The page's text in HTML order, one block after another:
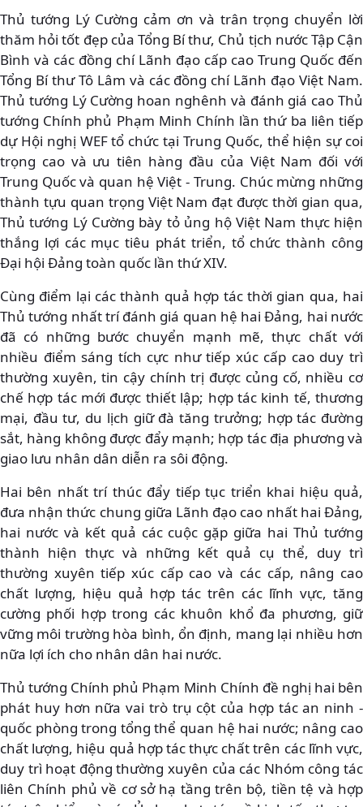
Thủ tướng Lý Cường cảm ơn và trân trọng chuyển lời
thăm hỏi tốt đẹp của Tổng Bí thư, Chủ tịch nước Tập Cận
Bình và các đồng chí Lãnh đạo cấp cao Trung Quốc đến
Tổng Bí thư Tô Lâm và các đồng chí Lãnh đạo Việt Nam.
Thủ tướng Lý Cường hoan nghênh và đánh giá cao Thủ
tướng Chính phủ Phạm Minh Chính lần thứ ba liên tiếp
dự Hội nghị WEF tổ chức tại Trung Quốc, thể hiện sự coi
trọng cao và ưu tiên hàng đầu của Việt Nam đối với
Trung Quốc và quan hệ Việt - Trung. Chúc mừng những
thành tựu quan trọng Việt Nam đạt được thời gian qua,
Thủ tướng Lý Cường bày tỏ ủng hộ Việt Nam thực hiện
thắng lợi các mục tiêu phát triển, tổ chức thành công
Đại hội Đảng toàn quốc lần thứ XIV.
Cùng điểm lại các thành quả hợp tác thời gian qua, hai
Thủ tướng nhất trí đánh giá quan hệ hai Đảng, hai nước
đã có những bước chuyển mạnh mẽ, thực chất với
nhiều điểm sáng tích cực như tiếp xúc cấp cao duy trì
thường xuyên, tin cậy chính trị được củng cố, nhiều cơ
chế hợp tác mới được thiết lập; hợp tác kinh tế, thương
mại, đầu tư, du lịch giữ đà tăng trưởng; hợp tác đường
sắt, hàng không được đẩy mạnh; hợp tác địa phương và
giao lưu nhân dân diễn ra sôi động.
Hai bên nhất trí thúc đẩy tiếp tục triển khai hiệu quả,
đưa nhận thức chung giữa Lãnh đạo cao nhất hai Đảng,
hai nước và kết quả các cuộc gặp giữa hai Thủ tướng
thành hiện thực và những kết quả cụ thể, duy trì
thường xuyên tiếp xúc cấp cao và các cấp, nâng cao
chất lượng, hiệu quả hợp tác trên các lĩnh vực, tăng
cường phối hợp trong các khuôn khổ đa phương, giữ
vững môi trường hòa bình, ổn định, mang lại nhiều hơn
nữa lợi ích cho nhân dân hai nước.
Thủ tướng Chính phủ Phạm Minh Chính đề nghị hai bên
phát huy hơn nữa vai trò trụ cột của hợp tác an ninh -
quốc phòng trong tổng thể quan hệ hai nước; nâng cao
chất lượng, hiệu quả hợp tác thực chất trên các lĩnh vực,
duy trì hoạt động thường xuyên của các Nhóm công tác
liên Chính phủ về cơ sở hạ tầng trên bộ, tiền tệ và hợp